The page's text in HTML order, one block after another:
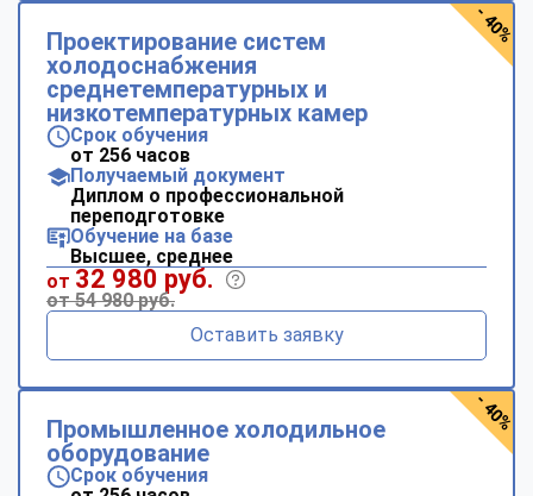
Проектирование систем
холодоснабжения
среднетемпературных и
низкотемпературных камер
Срок обучения
от 256 часов
Получаемый документ
Диплом о профессиональной
переподготовке
Обучение на базе
Высшее, среднее
от 32 980 руб.
от 54 980 руб.
Оставить заявку
- 40%
Промышленное холодильное
оборудование
Срок обучения
- 40%